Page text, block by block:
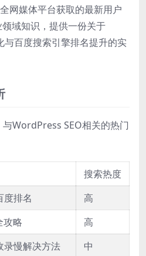
网媒体平台获取的最新用户
域知识，提供一份关于
百度搜索引擎排名提升的实
WordPress SEO相关的热门
搜索热度
排名
高
攻略
高
慢解决方法
中